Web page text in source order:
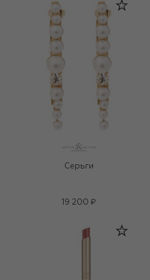
Серьги
19 200 ₽